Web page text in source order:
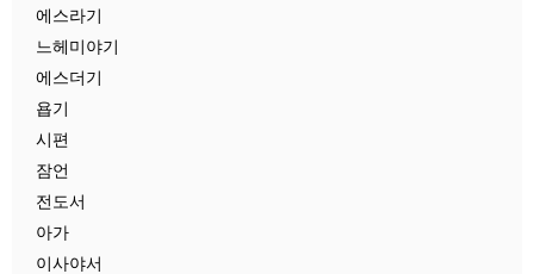
에스라기
느헤미야기
에스더기
욥기
시편
잠언
전도서
아가
이사야서